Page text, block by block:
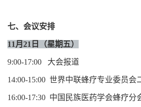
七、会议安排
11月21日（星期五）
9:00-17:00 大会报道
14:00-15:00 世界中联蜂疗专业委员会
16:00-17:30 中国民族医药学会蜂疗分